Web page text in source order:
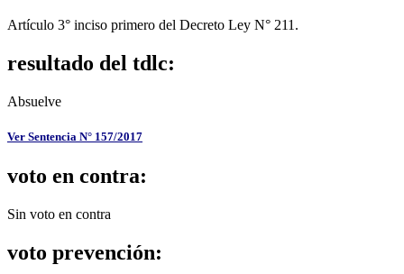
Artículo 3° inciso primero del Decreto Ley N° 211.
resultado del tdlc:
Absuelve
Ver Sentencia N° 157/2017
voto en contra:
Sin voto en contra
voto prevención: